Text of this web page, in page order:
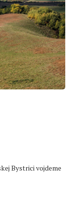
Bystrici vojdeme